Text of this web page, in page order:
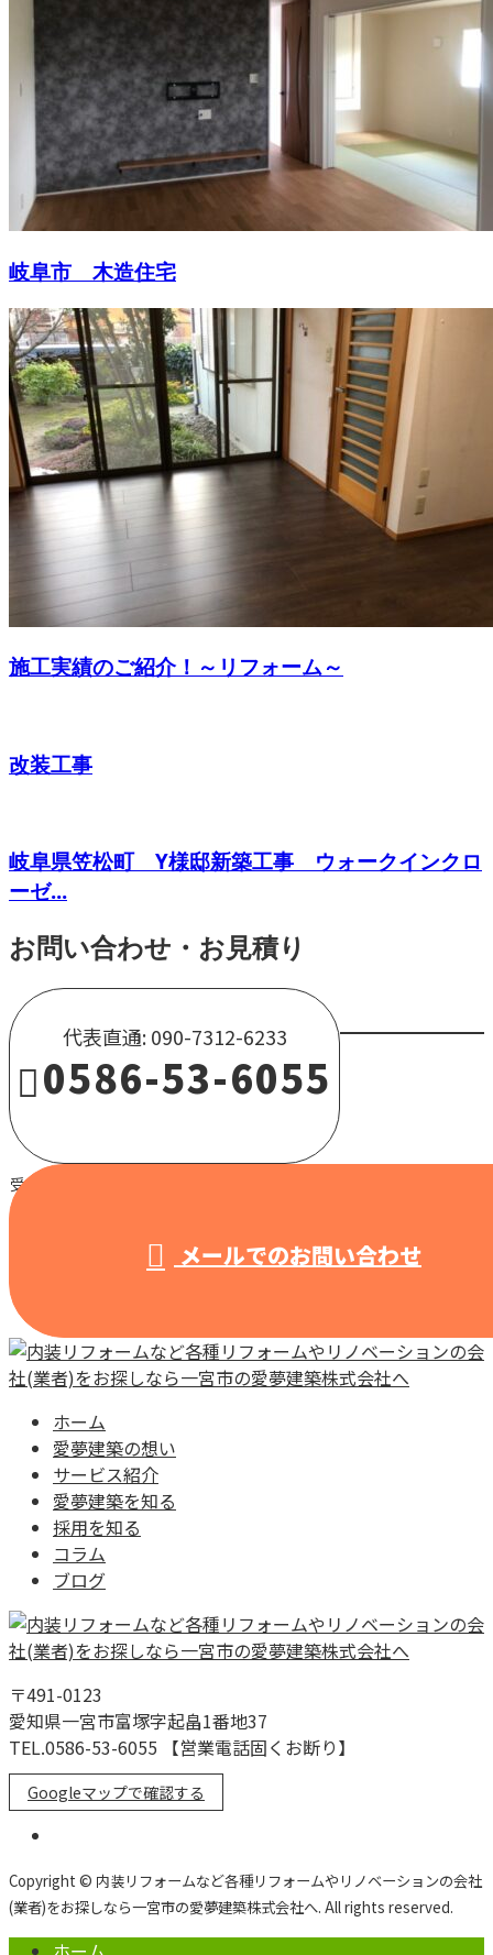
岐阜市 木造住宅
施工実績のご紹介！～リフォーム～
改装工事
岐阜県笠松町 Y様邸新築工事 ウォークインクロ
ーゼ...
お問い合わせ・お見積り
代表直通: 090-7312-6233
0586-53-6055
受付 / 8:00～18:00 【営業電話固くお断り】
メールでのお問い合わせ
ホーム
愛夢建築の想い
サービス紹介
愛夢建築を知る
採用を知る
コラム
ブログ
〒491-0123
愛知県一宮市富塚字起畠1番地37
TEL.0586-53-6055 【営業電話固くお断り】
Googleマップで確認する
Copyright © 内装リフォームなど各種リフォームやリノベーションの会社
(業者)をお探しなら一宮市の愛夢建築株式会社へ. All rights reserved.